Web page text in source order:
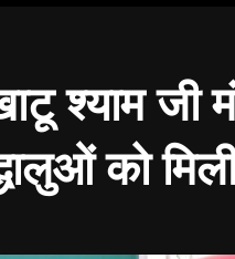
श्याम जी
को